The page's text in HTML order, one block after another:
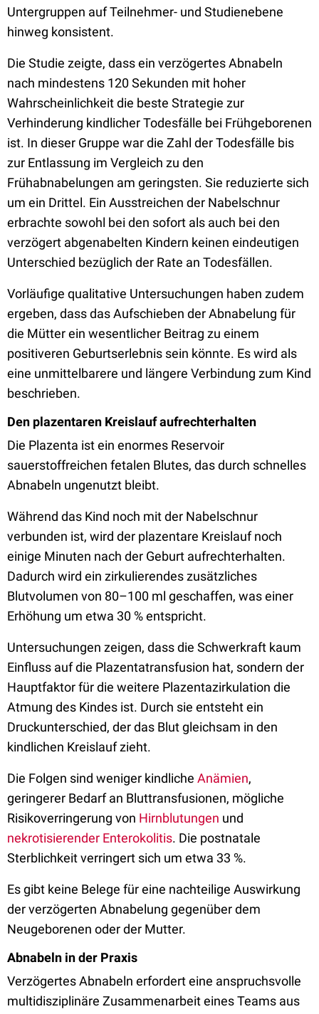
Untergruppen auf Teilnehmer- und Studienebene
hinweg konsistent.
Die Studie zeigte, dass ein verzögertes Abnabeln
nach mindestens 120 Sekunden mit hoher
Wahrscheinlichkeit die beste Strategie zur
Verhinderung kindlicher Todesfälle bei Frühgeborenen
ist. In dieser Gruppe war die Zahl der Todesfälle bis
zur Entlassung im Vergleich zu den
Frühabnabelungen am geringsten. Sie reduzierte sich
um ein Drittel. Ein Ausstreichen der Nabelschnur
erbrachte sowohl bei den sofort als auch bei den
verzögert abgenabelten Kindern keinen eindeutigen
Unterschied bezüglich der Rate an Todesfällen.
Vorläufige qualitative Untersuchungen haben zudem
ergeben, dass das Aufschieben der Abnabelung für
die Mütter ein wesentlicher Beitrag zu einem
positiveren Geburtserlebnis sein könnte. Es wird als
eine unmittelbarere und längere Verbindung zum Kind
beschrieben.
Den plazentaren Kreislauf aufrechterhalten
Die Plazenta ist ein enormes Reservoir
sauerstoffreichen fetalen Blutes, das durch schnelles
Abnabeln ungenutzt bleibt.
Während das Kind noch mit der Nabelschnur
verbunden ist, wird der plazentare Kreislauf noch
einige Minuten nach der Geburt aufrechterhalten.
Dadurch wird ein zirkulierendes zusätzliches
Blutvolumen von 80–100 ml geschaffen, was einer
Erhöhung um etwa 30 % entspricht.
Untersuchungen zeigen, dass die Schwerkraft kaum
Einfluss auf die Plazentatransfusion hat, sondern der
Hauptfaktor für die weitere Plazentazirkulation die
Atmung des Kindes ist. Durch sie entsteht ein
Druckunterschied, der das Blut gleichsam in den
kindlichen Kreislauf zieht.
Die Folgen sind weniger kindliche Anämien,
geringerer Bedarf an Bluttransfusionen, mögliche
Risikoverringerung von Hirnblutungen und
nekrotisierender Enterokolitis. Die postnatale
Sterblichkeit verringert sich um etwa 33 %.
Es gibt keine Belege für eine nachteilige Auswirkung
der verzögerten Abnabelung gegenüber dem
Neugeborenen oder der Mutter.
Abnabeln in der Praxis
Verzögertes Abnabeln erfordert eine anspruchsvolle
multidisziplinäre Zusammenarbeit eines Teams aus